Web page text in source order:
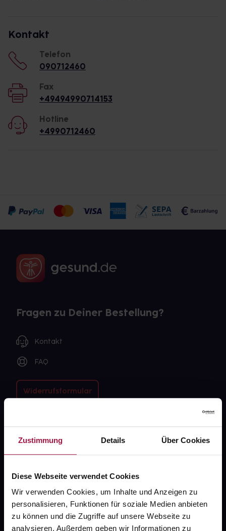
Zustimmung Details Über Cookies
Diese Webseite verwendet Cookies
Wir verwenden Cookies, um Inhalte und Anzeigen zu
personalisieren, Funktionen für soziale Medien anbieten
zu können und die Zugriffe auf unsere Webseite zu
analysieren. Außerdem geben wir Informationen zu
Kontakt
Telefon
090712460
Fax
+49494990714153
Hotline
+4990712460
Fragen zu Deiner Bestellung?
Kontakt
FAQ
Widerrufsformular
gesund.de
Karriere
Newsletter
Barrierefreiheitserklärung